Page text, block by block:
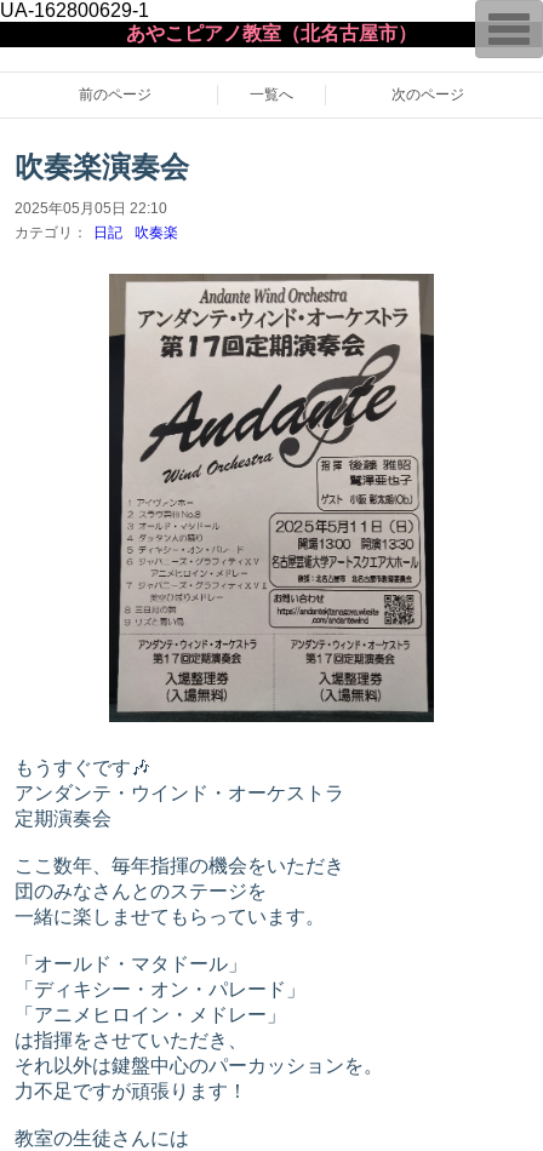
UA-162800629-1
あやこピアノ教室（北名古屋市）
前のページ 一覧へ 次のページ
吹奏楽演奏会
2025年05月05日 22:10
カテゴリ：
日記 吹奏楽
もうすぐです🎶
アンダンテ・ウインド・オーケストラ
定期演奏会
ここ数年、毎年指揮の機会をいただき
団のみなさんとのステージを
一緒に楽しませてもらっています。
「オールド・マタドール」
「ディキシー・オン・パレード」
「アニメヒロイン・メドレー」
は指揮をさせていただき、
それ以外は鍵盤中心のパーカッションを。
力不足ですが頑張ります！
教室の生徒さんには
T
o
g
g